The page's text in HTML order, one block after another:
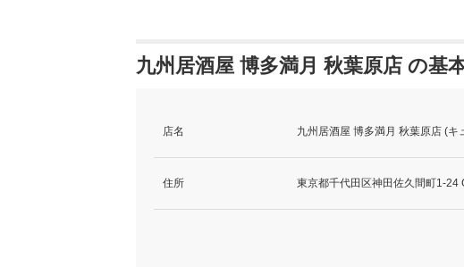
九州居酒屋 博多満月 秋葉原店 の基
店名 九州居酒屋 博多満月 秋葉原店 (
住所 東京都千代田区神田佐久間町1-24